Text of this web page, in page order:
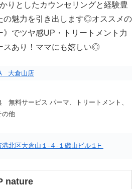
りとしたカウンセリングと経験豊
の魅力を引き出します◎オススメの
》でツヤ感UP・トリートメント力
スあり！ママにも嬉しい◎
大倉山店
無料サービス パーマ、トリートメント、
の他
北区大倉山１-４-１磯山ビル１F
nature